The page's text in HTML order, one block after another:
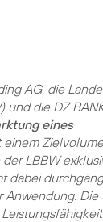
AG, die
und die DZ
eines
LBBW
dabei
Anwendung. Die